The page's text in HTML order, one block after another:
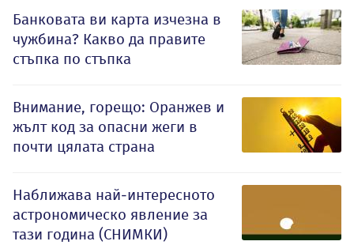
Банковата ви карта изчезна в
чужбина? Какво да правите
стъпка по стъпка
Внимание, горещо: Оранжев и
жълт код за опасни жеги в
почти цялата страна
Наближава най-интересното
астрономическо явление за
тази година (СНИМКИ)